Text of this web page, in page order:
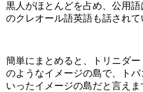
黒人がほとんどを占め、公用
のクレオール語英語も話されて
簡単にまとめると、トリニダ
のようなイメージの島で、ト
いったイメージの島だと言えま